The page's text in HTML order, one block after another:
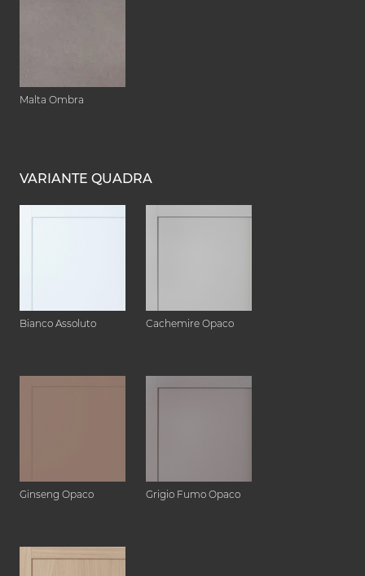
Malta Ombra
VARIANTE QUADRA
Bianco Assoluto Cachemire Opaco
Ginseng Opaco Grigio Fumo Opaco